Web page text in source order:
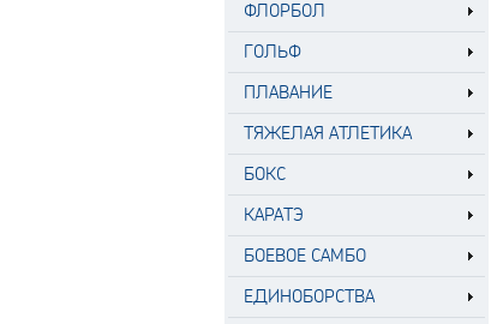
ФЛОРБОЛ
ГОЛЬФ
ПЛАВАНИЕ
ТЯЖЕЛАЯ АТЛЕТИКА
БОКС
КАРАТЭ
БОЕВОЕ САМБО
ЕДИНОБОРСТВА